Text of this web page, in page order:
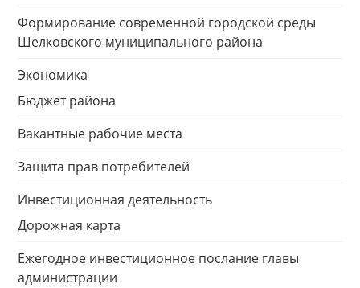
Формирование современной городской среды
Шелковского муниципального района
Экономика
Бюджет района
Вакантные рабочие места
Защита прав потребителей
Инвестиционная деятельность
Дорожная карта
Ежегодное инвестиционное послание главы
администрации